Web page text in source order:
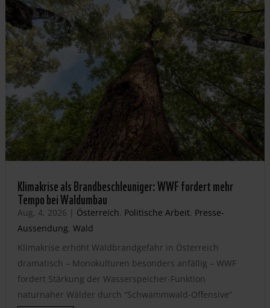
Klimakrise als Brandbeschleuniger: WWF fordert mehr
Tempo bei Waldumbau
Aug. 4, 2026 | Österreich, Politische Arbeit, Presse-
Aussendung, Wald
Klimakrise erhöht Waldbrandgefahr in Österreich
dramatisch – Monokulturen besonders anfällig – WWF
fordert Stärkung der Wasserspeicher-Funktion
naturnaher Wälder durch “Schwammwald-Offensive”